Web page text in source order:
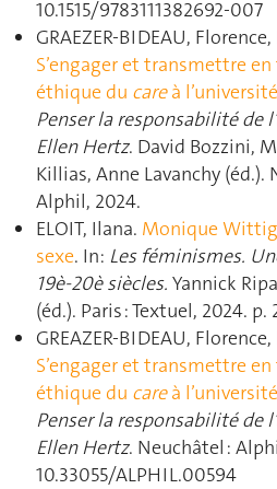
10.1515/9783111382692-007
GRAEZER-BIDEAU,
S’engager et transmettre
éthique du careà l’université
Penser la responsabilité de
Ellen Hertz. David Bozzini,
Killias, Anne Lavanchy (éd.).
Alphil, 2024.
ELOIT, Ilana. Monique
sexe. In: Les féminismes.
19è-20è siècles. Yannick
(éd.). Paris : Textuel, 2024. p.
GREAZER-BIDEAU,
S’engager et transmettre
éthique du careà l’université
Penser la responsabilité de
Ellen Hertz. Neuchâtel :
10.33055/ALPHIL.00594